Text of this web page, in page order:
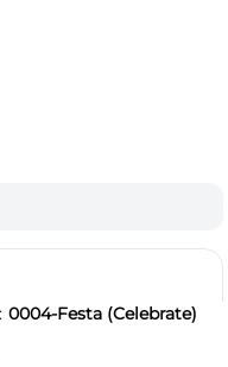
0004-Festa (Celebrate)